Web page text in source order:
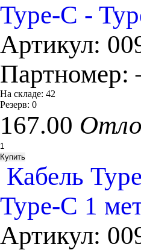
Type-C -
Артикул:
Партномер:
На складе: 42
Резерв: 0
167.00
Кабель
Type-C 1
Артикул: